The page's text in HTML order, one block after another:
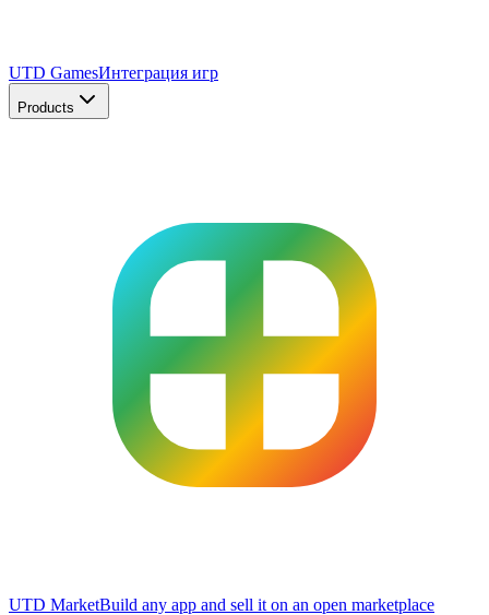
UTD GamesИнтеграция игр
Products
UTD MarketBuild any app and sell it on an open marketplace